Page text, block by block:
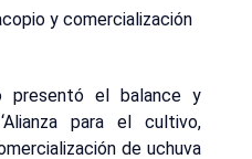
presentó el balance y
para el cultivo,
de uchuva